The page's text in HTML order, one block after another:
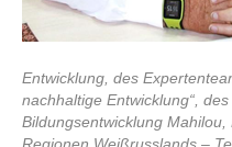
Entwicklung, des
nachhaltige Entwicklung“,
Bildungsentwicklung
Regionen Weißrusslands –